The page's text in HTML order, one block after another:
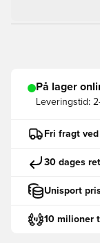
På lager
Leveringstid:
Fri fragt
30 dages
Unisport
10 milioner